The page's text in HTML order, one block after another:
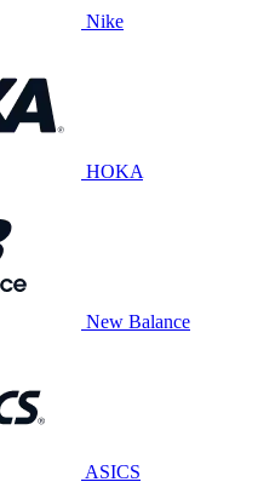
Nike
HOKA
New Balance
ASICS